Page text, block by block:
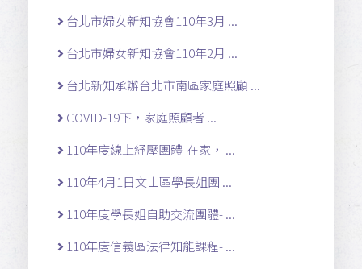
台北市婦女新知協會110年3月 ...
台北市婦女新知協會110年2月 ...
台北新知承辦台北市南區家庭照顧 ...
COVID-19下，家庭照顧者 ...
110年度線上紓壓團體-在家， ...
110年4月1日文山區學長姐團 ...
110年度學長姐自助交流團體- ...
110年度信義區法律知能課程- ...